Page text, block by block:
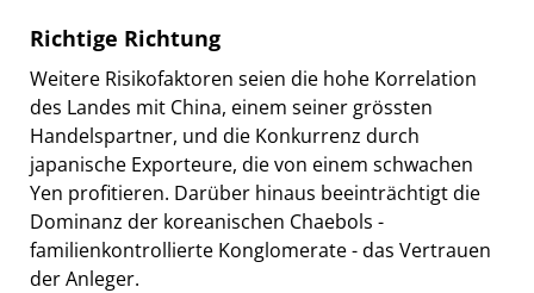
Richtige Richtung
Weitere Risikofaktoren seien die hohe Korrelation
des Landes mit China, einem seiner grössten
Handelspartner, und die Konkurrenz durch
japanische Exporteure, die von einem schwachen
Yen profitieren. Darüber hinaus beeinträchtigt die
Dominanz der koreanischen Chaebols -
familienkontrollierte Konglomerate - das Vertrauen
der Anleger.